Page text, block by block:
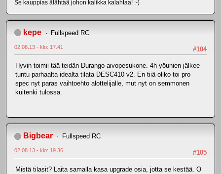
Se kauppias älähtää johon kalikka kalahtaa! :-)
kepe Fullspeed RC
#104
02.08.13 - klo: 17.41
Hyvin toimii tää teidän Durango aivopesukone. 4h yöunien jälkee
tuntu parhaalta idealta tilata DESC410 v2. En tiiä oliko toi pro
spec nyt paras vaihtoehto alottelijalle, mut nyt on semmonen
kuitenki tulossa.
Bigbear Fullspeed RC
#105
02.08.13 - klo: 19.36
Mistä tilasit? Laita samalla kasa upgrade osia, jotta se kestää. O